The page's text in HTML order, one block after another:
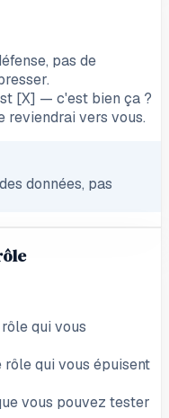
pas de
[X] — c'est bien ça ?
reviendrai vers vous.
données, pas
qui vous
qui vous épuisent
vous pouvez tester